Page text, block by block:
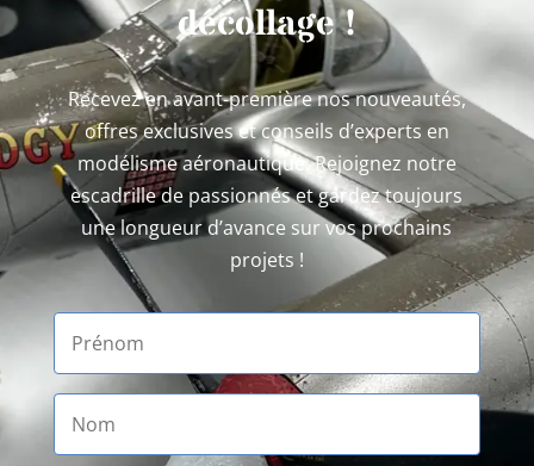
décollage !
Recevez en avant-première nos nouveautés,
offres exclusives et conseils d’experts en
modélisme aéronautique. Rejoignez notre
escadrille de passionnés et gardez toujours
une longueur d’avance sur vos prochains
projets !